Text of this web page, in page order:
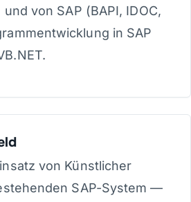
von SAP (BAPI, IDOC,
in SAP
von Künstlicher
SAP-System —